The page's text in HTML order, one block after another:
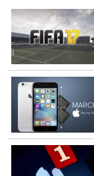
3
minutes,
3
seconds